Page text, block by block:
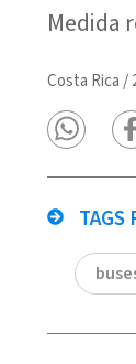
Medida
Costa Rica /
TAGS